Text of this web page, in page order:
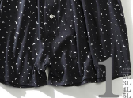
品は1本につき税込6,000円以
）となります。）
す。
予めご了承下さい。
にファスナーや調節ひもが付